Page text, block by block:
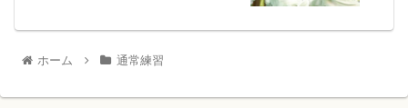
ホーム 通常練習